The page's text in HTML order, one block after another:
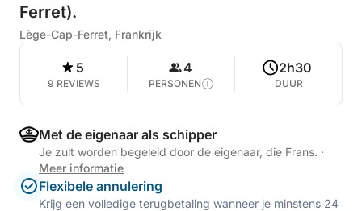
Ferret).
Lège-Cap-Ferret, Frankrijk
5
9 REVIEWS
4
PERSONEN
2h30
DUUR
Met de eigenaar als schipper
Je zult worden begeleid door de eigenaar, die Frans. ·
Meer informatie
Flexibele annulering
Krijg een volledige terugbetaling wanneer je minstens 24